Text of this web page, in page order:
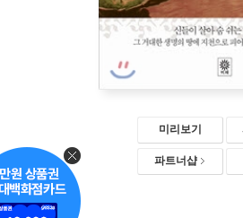
미리보기
파트너샵